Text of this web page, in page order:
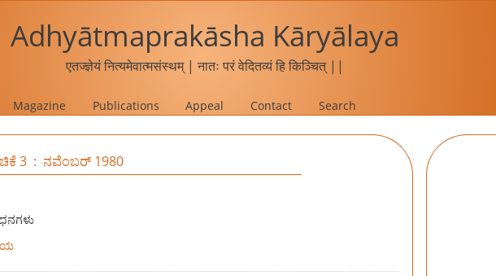
Adhyātmaprakāsha Kāryālaya
एतज्ज्ञेयं नित्यमेवात्मसंस्थम् | नातः परं वेदितव्यं हि किञ्चित् ||
Magazine Publications Appeal Contact Search
3 : ನವೆಂಬರ್ 1980